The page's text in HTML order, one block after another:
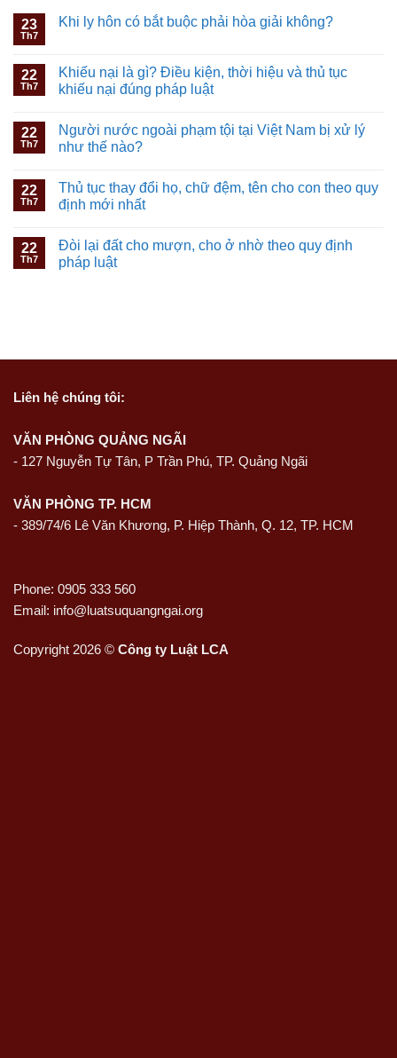
23
Th7
Khi ly hôn có bắt buộc phải hòa giải không?
22
Th7
Khiếu nại là gì? Điều kiện, thời hiệu và thủ tục
khiếu nại đúng pháp luật
22
Th7
Người nước ngoài phạm tội tại Việt Nam bị xử lý
như thế nào?
22
Th7
Thủ tục thay đổi họ, chữ đệm, tên cho con theo quy
định mới nhất
22
Th7
Đòi lại đất cho mượn, cho ở nhờ theo quy định
pháp luật
Liên hệ chúng tôi:
VĂN PHÒNG QUẢNG NGÃI
- 127 Nguyễn Tự Tân, P Trần Phú, TP. Quảng Ngãi
VĂN PHÒNG TP. HCM
- 389/74/6 Lê Văn Khương, P. Hiệp Thành, Q. 12, TP. HCM
Phone: 0905 333 560
Email: info@luatsuquangngai.org
Copyright 2026 © Công ty Luật LCA